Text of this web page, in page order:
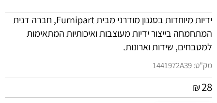
ידיות מיוחדות בסגנון מודרני מבית Furnipart, חברה דנית
המתחמחה בייצור ידיות מעוצבות ואיכותיות המתאימות
למטבחים, שידות וארונות.
מק"ט:1441972A39
₪28